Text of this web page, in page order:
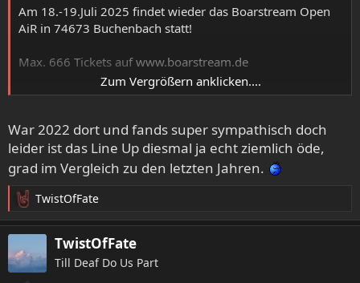
Am 18.-19.Juli 2025 findet wieder das Boarstream Open
AiR in 74673 Buchenbach statt!
Max. 666 Tickets aufwww.boarstream.de
Am Eingang des Boarstream Open AiRs können die E-
Parken und Camping inklusive.
Mit dabei sind:
- Baest (DK) - Death Metal
- Cân Bardd (SUI) - Atmospheric Metal
- COMMANDER (DE) - Death Metal
- Ellende (AUT) - Black Metal
Zum Vergrößern anklicken....
War 2022 dort und fands super sympathisch doch
leider ist das Line Up diesmal ja echt ziemlich öde,
grad im Vergleich zu den letzten Jahren.
R
e
a
k
t
TwistOfFate
TwistOfFate
Till Deaf Do Us Part